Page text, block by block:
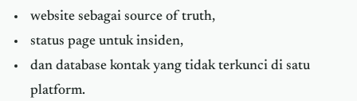
website sebagai source of truth,
status page untuk insiden,
dan database kontak yang tidak terkunci di satu
platform.